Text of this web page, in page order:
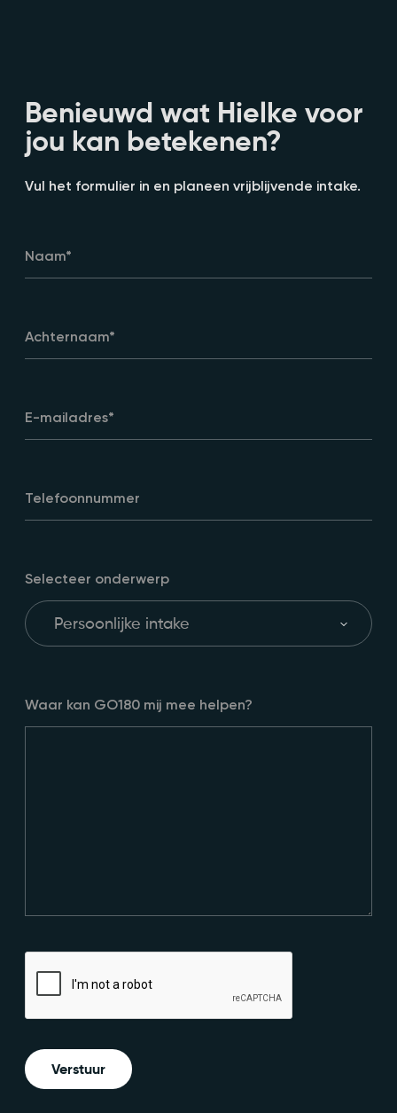
Benieuwd wat Hielke voor
jou kan betekenen?
Vul het formulier in en planeen vrijblijvende intake.
Naam*
Achternaam*
E-mailadres*
Telefoonnummer
Selecteer onderwerp
Waar kan GO180 mij mee helpen?